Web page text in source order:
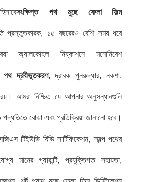
সংক্ষিপ্ত পথ মুছে ফেলা ফিল্ম
প্রস্তুতকারক, ১৫ বছরেরও বেশি সময় ধরে
অ্যালকোহল নিষ্কাশনে মনোনিবেশ
পথ দ্রবীভূতকরণ, দ্রাবক পুনরুদ্ধার, নকশা,
আমরা নিশ্চিত যে আপনার অনুসন্ধানগুলি
বোঝা এবং প্রতিক্রিয়া জানানো হবে।
টিইউভি বিভি সার্টিফিকেশন, স্বল্প পথের
মানের গ্যারান্টি, প্রযুক্তিগত সহায়তা,